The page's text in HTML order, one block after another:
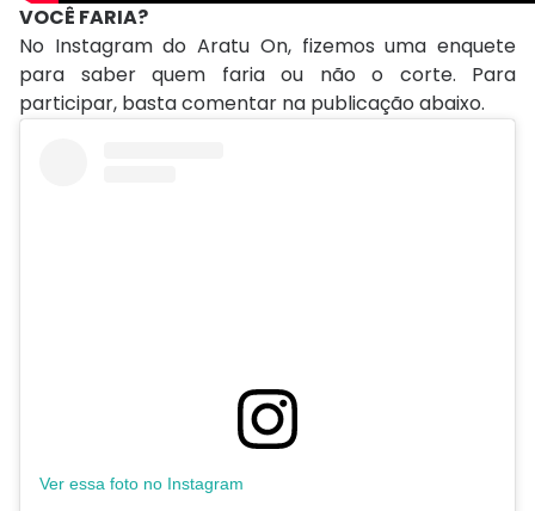
VOCÊ FARIA?
No Instagram do Aratu On, fizemos uma enquete
para saber quem faria ou não o corte. Para
participar, basta comentar na publicação abaixo.
Ver essa foto no Instagram